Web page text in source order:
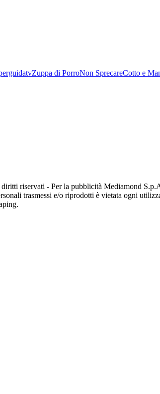
Zuppa di PorroNon SprecareCotto e
riservati - Per la pubblicità Mediamond
trasmessi e/o riprodotti è vietata ogni